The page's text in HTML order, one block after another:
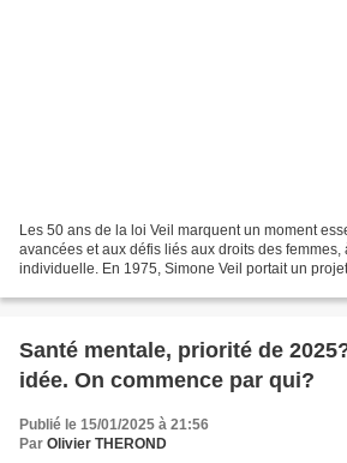
Les 50 ans de la loi Veil marquent un moment
avancées et aux défis liés aux droits des femmes,
individuelle. En 1975, Simone Veil portait un
Santé mentale, priorité de
idée. On commence par qui?
Publié le 15/01/2025 à 21:56
Par Olivier THEROND